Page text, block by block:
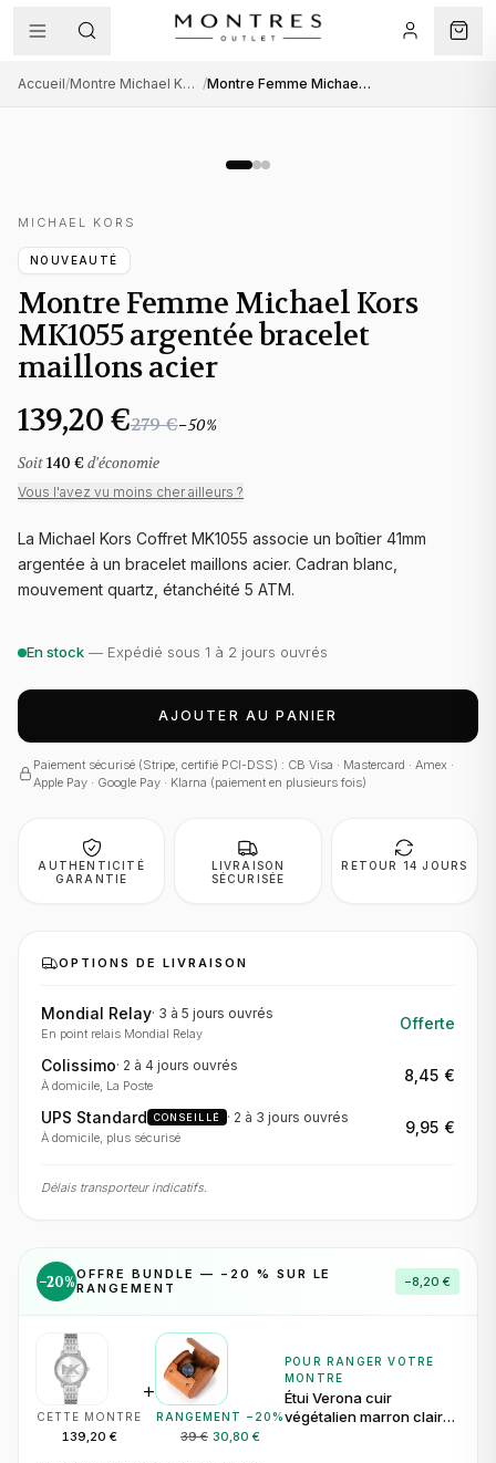
Accueil/ Montre Michael Kors femme / Montre Femme Michael Kors MK1055 argentée bracelet maillons acier
MICHAEL KORS
NOUVEAUTÉ
Montre Femme Michael Kors
MK1055 argentée bracelet
maillons acier
139,20 €279 €−50%
Soit140 € d'économie
Vous l'avez vu moins cher ailleurs ?
La Michael Kors Coffret MK1055 associe un boîtier 41mm
argentée à un bracelet maillons acier. Cadran blanc,
mouvement quartz, étanchéité 5 ATM.
En stock — Expédié sous 1 à 2 jours ouvrés
AJOUTER AU PANIER
Paiement sécurisé (Stripe, certifié PCI-DSS) : CB Visa · Mastercard · Amex ·
Apple Pay · Google Pay · Klarna (paiement en plusieurs fois)
AUTHENTICITÉ
GARANTIE
LIVRAISON
SÉCURISÉE
RETOUR 14 JOURS
OPTIONS DE LIVRAISON
Mondial Relay· 3 à 5 jours ouvrés
En point relais Mondial Relay
Offerte
Colissimo· 2 à 4 jours ouvrés
À domicile, La Poste
8,45 €
UPS Standard CONSEILLÉ · 2 à 3 jours ouvrés
À domicile, plus sécurisé
9,95 €
Délais transporteur indicatifs.
−20%OFFRE BUNDLE — − 20 % SUR LE
RANGEMENT
−8,20 €
CETTE MONTRE
139,20 €
+
RANGEMENT − 20 %
39 € 30,80 €
POUR RANGER VOTRE
MONTRE
Étui Verona cuir
végétalien marron clair